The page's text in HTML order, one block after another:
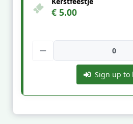
€ 5.00
Sign up to